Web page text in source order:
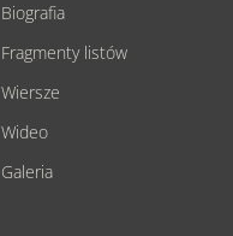
Biografia
Fragmenty listów
Wiersze
Wideo
Galeria